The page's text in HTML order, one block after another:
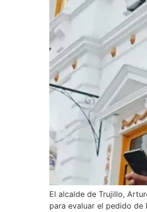
El alcalde de Trujillo,
para evaluar el pedido